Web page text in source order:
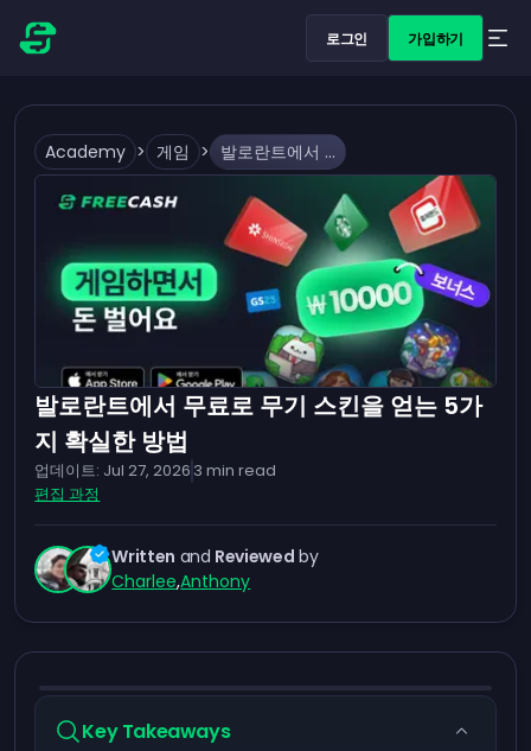
로그인 가입하기
Academy > 게임 > 발로란트에서 무료로 무기 스킨을 얻는 5가지 확실한 방법
발로란트에서 무료로 무기 스킨을 얻는 5가
지 확실한 방법
업데이트: Jul 27, 2026 3 min read
편집 과정
Written and Reviewed by
Charlee,Anthony
Key Takeaways